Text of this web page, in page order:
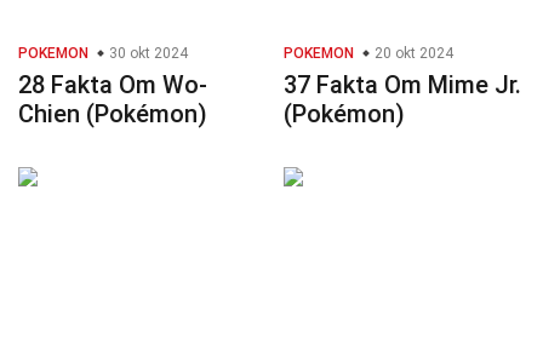
POKEMON 30 okt 2024
28 Fakta Om Wo-
Chien (Pokémon)
POKEMON 20 okt 2024
37 Fakta Om Mime Jr.
(Pokémon)